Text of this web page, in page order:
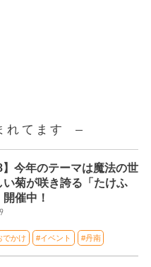
れてます
】今年のテーマは魔法の世
い菊が咲き誇る「たけふ
催中！
でかけ #イベント #丹南